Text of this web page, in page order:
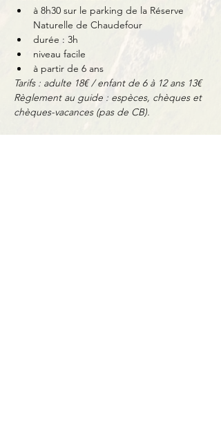
à 8h30 sur le parking de la Réserve
Naturelle de Chaudefour
durée : 3h
niveau facile
à partir de 6 ans
Tarifs : adulte 18€ / enfant de 6 à 12 ans 13€
Règlement au guide : espèces, chèques et
chèques-vacances (pas de CB).